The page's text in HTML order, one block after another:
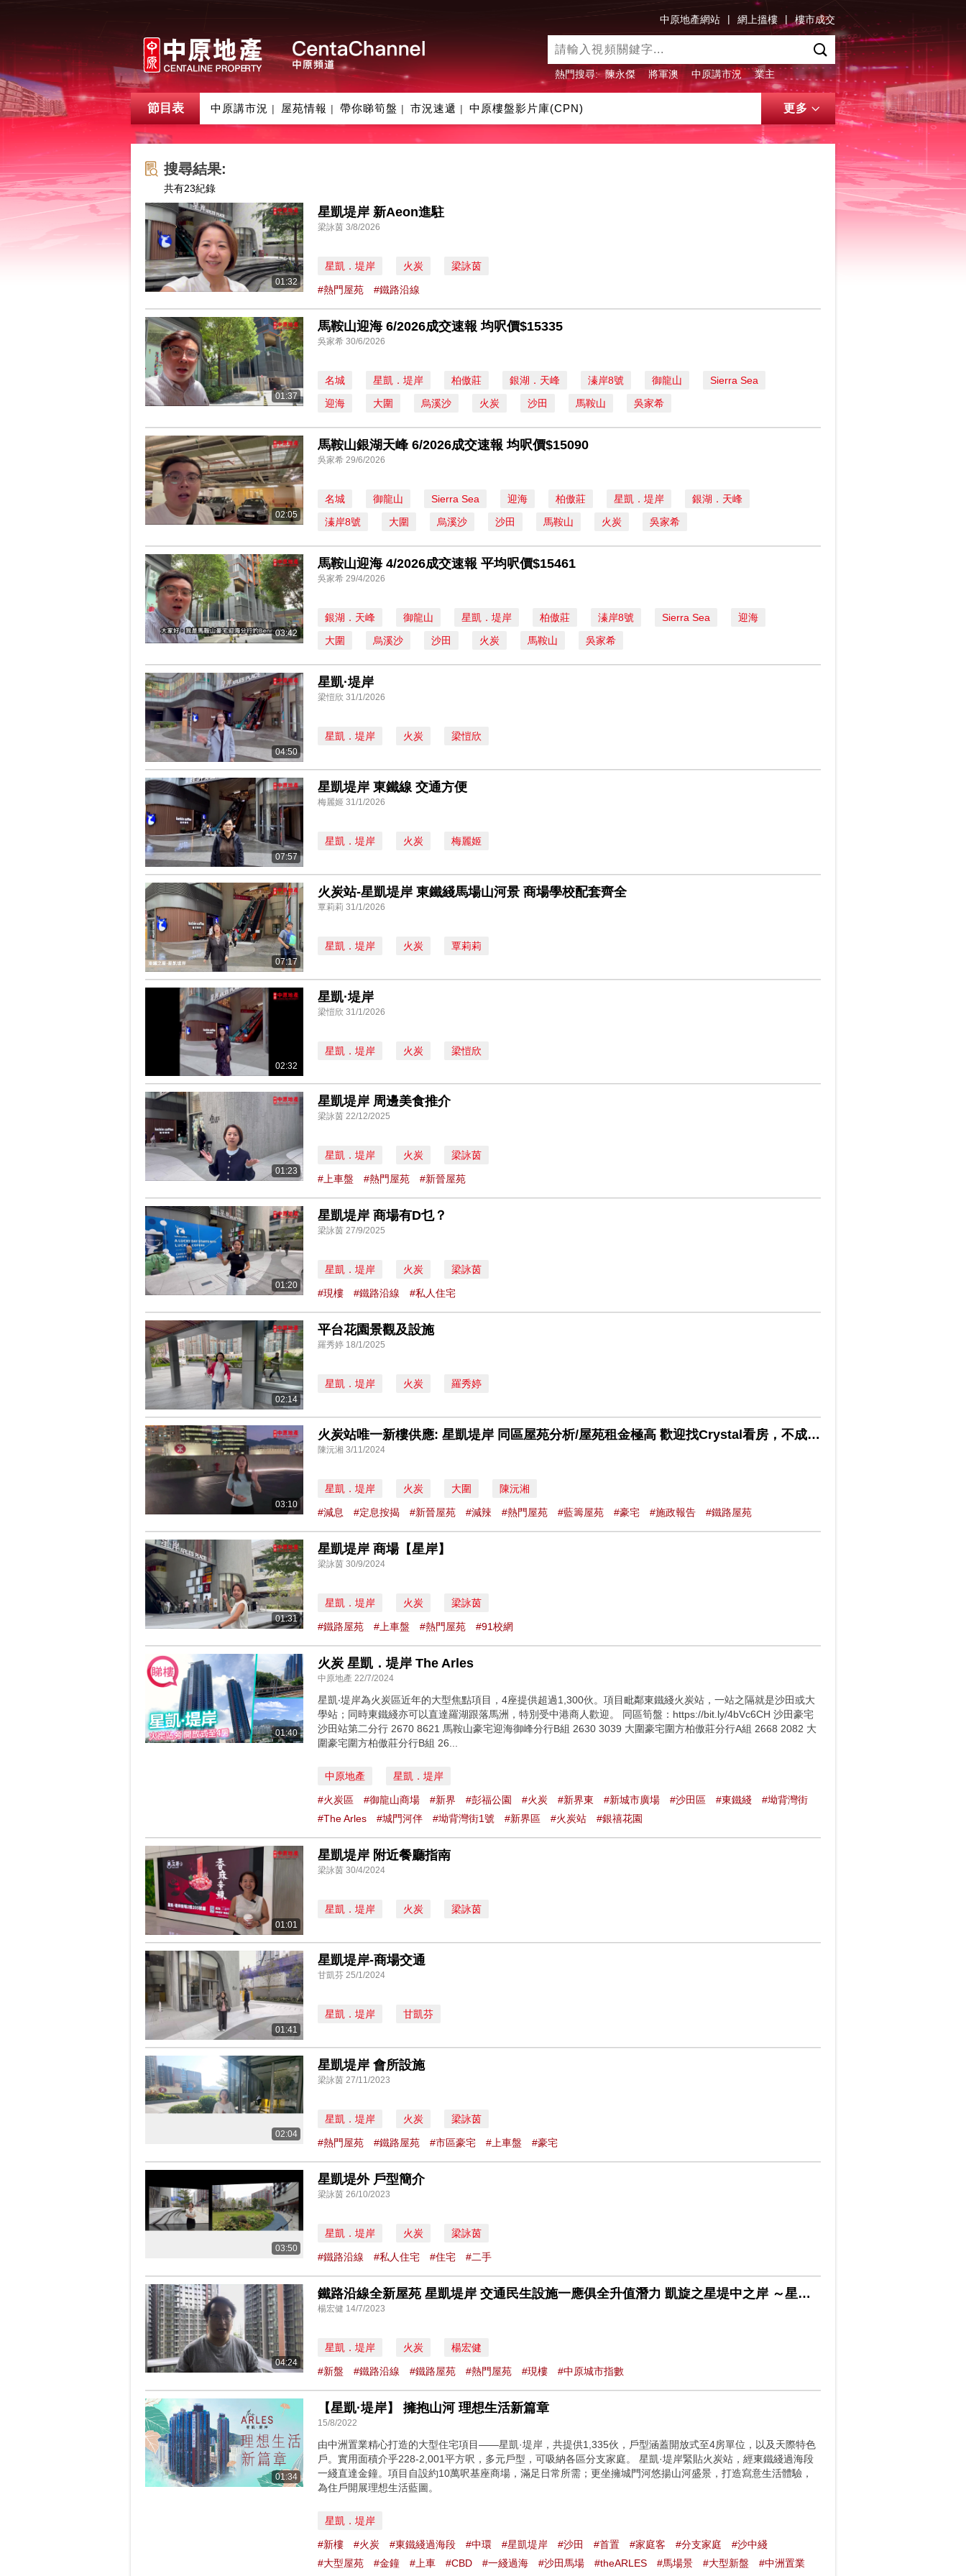
中原地產網站 | 網上搵樓 | 樓市成交
熱門搜尋: 陳永傑 將軍澳 中原講市況 業主
節目表 中原講市況 | 屋苑情報 | 帶你睇筍盤 | 市況速遞 | 中原樓盤影片庫(CPN) 更多
搜尋結果:
共有23紀錄
01:32
星凱堤岸 新Aeon進駐
梁詠茵 3/8/2026
星凱．堤岸 火炭 梁詠茵
#熱門屋苑 #鐵路沿線
01:37
馬鞍山迎海 6/2026成交速報 均呎價$15335
吳家希 30/6/2026
名城 星凱．堤岸 柏傲莊 銀湖．天峰 溱岸8號 御龍山
Sierra Sea
迎海
大圍 烏溪沙 火炭 沙田 馬鞍山 吳家希
02:05
馬鞍山銀湖天峰 6/2026成交速報 均呎價$15090
吳家希 29/6/2026
名城 御龍山 Sierra Sea 迎海 柏傲莊 星凱．堤岸
銀湖．天峰
溱岸8號
大圍 烏溪沙 沙田 馬鞍山 火炭 吳家希
03:42
馬鞍山迎海 4/2026成交速報 平均呎價$15461
吳家希 29/4/2026
銀湖．天峰 御龍山 星凱．堤岸 柏傲莊 溱岸8號 Sierra Sea
迎海
大圍
烏溪沙 沙田 火炭 馬鞍山 吳家希
04:50
星凱·堤岸
梁愷欣 31/1/2026
星凱．堤岸 火炭 梁愷欣
07:57
星凱堤岸 東鐵線 交通方便
梅麗姬 31/1/2026
星凱．堤岸 火炭 梅麗姬
07:17
火炭站-星凱堤岸 東鐵綫馬場山河景 商場學校配套齊全
覃莉莉 31/1/2026
星凱．堤岸 火炭 覃莉莉
02:32
星凱·堤岸
梁愷欣 31/1/2026
星凱．堤岸 火炭 梁愷欣
01:23
星凱堤岸 周邊美食推介
梁詠茵 22/12/2025
星凱．堤岸 火炭 梁詠茵
#上車盤 #熱門屋苑 #新晉屋苑
01:20
星凱堤岸 商場有D乜？
梁詠茵 27/9/2025
星凱．堤岸 火炭 梁詠茵
#現樓 #鐵路沿線 #私人住宅
02:14
平台花園景觀及設施
羅秀婷 18/1/2025
星凱．堤岸 火炭 羅秀婷
03:10
火炭站唯一新樓供應: 星凱堤岸 同區屋苑分析/屋苑租金極高 歡迎找Crystal看房，不成功不收費
陳沅湘 3/11/2024
星凱．堤岸 火炭 大圍 陳沅湘
#減息 #定息按揭 #新晉屋苑 #減辣 #熱門屋苑 #藍籌屋苑 #豪宅 #施政報告 #鐵路屋苑
01:31
星凱堤岸 商場【星岸】
梁詠茵 30/9/2024
星凱．堤岸 火炭 梁詠茵
#鐵路屋苑 #上車盤 #熱門屋苑 #91校網
01:40
火炭 星凱．堤岸 The Arles
中原地產 22/7/2024
星凱‧堤岸為火炭區近年的大型焦點項目，4座提供超過1,300伙。項目毗鄰東鐵綫火炭站，一站之隔就是沙田或大
學站；同時東鐵綫亦可以直達羅湖跟落馬洲，特別受中港商人歡迎。 同區筍盤：https://bit.ly/4bVc6CH 沙田豪宅
沙田站第二分行 2670 8621 馬鞍山豪宅迎海御峰分行B組 2630 3039 大圍豪宅圍方柏傲莊分行A組 2668 2082 大
圍豪宅圍方柏傲莊分行B組 26...
中原地產 星凱．堤岸
#火炭區 #御龍山商場 #新界 #彭福公園 #火炭 #新界東 #新城市廣場 #沙田區 #東鐵綫
#坳背灣街
#The Arles
#城門河伴 #坳背灣街1號 #新界區 #火炭站 #銀禧花園
01:01
星凱堤岸 附近餐廳指南
梁詠茵 30/4/2024
星凱．堤岸 火炭 梁詠茵
01:41
星凱堤岸-商場交通
甘凱芬 25/1/2024
星凱．堤岸 甘凱芬
02:04
星凱堤岸 會所設施
梁詠茵 27/11/2023
星凱．堤岸 火炭 梁詠茵
#熱門屋苑 #鐵路屋苑 #市區豪宅 #上車盤 #豪宅
03:50
星凱堤外 戶型簡介
梁詠茵 26/10/2023
星凱．堤岸 火炭 梁詠茵
#鐵路沿線 #私人住宅 #住宅 #二手
04:24
鐵路沿線全新屋苑 星凱堤岸 交通民生設施一應俱全升值潛力 凱旋之星堤中之岸 ～星凱堤岸
楊宏健 14/7/2023
星凱．堤岸 火炭 楊宏健
#新盤 #鐵路沿線 #鐵路屋苑 #熱門屋苑 #現樓 #中原城市指數
01:34
【星凱·堤岸】 擁抱山河 理想生活新篇章
15/8/2022
由中洲置業精心打造的大型住宅項目——星凱·堤岸，共提供1,335伙，戶型涵蓋開放式至4房單位，以及天際特色
戶。實用面積介乎228-2,001平方呎，多元戶型，可吸納各區分支家庭。 星凱·堤岸緊貼火炭站，經東鐵綫過海段
一綫直達金鐘。項目自設約10萬呎基座商場，滿足日常所需；更坐擁城門河悠揚山河盛景，打造寫意生活體驗，
為住戶開展理想生活藍圖。
星凱．堤岸
#新樓 #火炭 #東鐵綫過海段 #中環 #星凱堤岸 #沙田 #首置 #家庭客 #分支家庭
#沙中綫
#大型屋苑
#金鐘 #上車 #CBD #一綫過海 #沙田馬場 #theARLES #馬場景 #大型新盤
#中洲置業